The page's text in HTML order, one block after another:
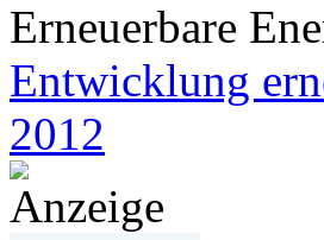
Erneuerbare
Entwicklung
2012
Anzeige